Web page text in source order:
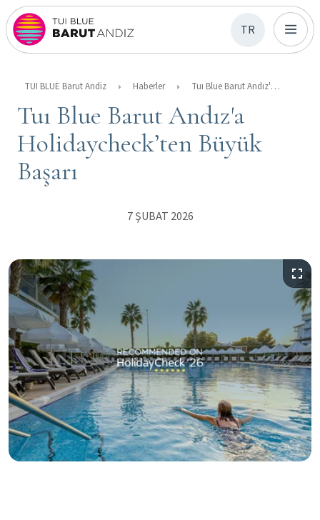
TR
TUI BLUE Barut Andiz Haberler Tuı Blue Barut Andız'a Holidaycheck’ten Büyük Başarı
Tuı Blue Barut Andız'a
Holidaycheck’ten Büyük
Başarı
7 ŞUBAT 2026